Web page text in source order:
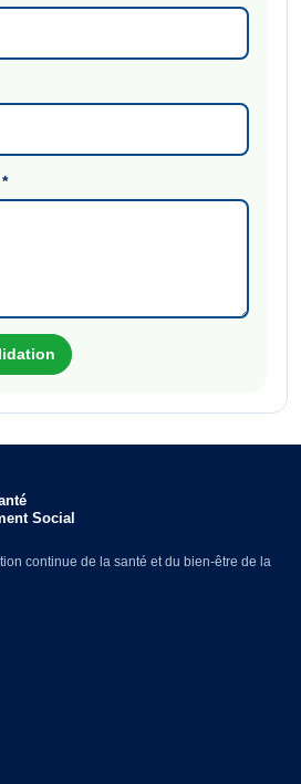
*
Social
continue de la santé et du bien-être de la